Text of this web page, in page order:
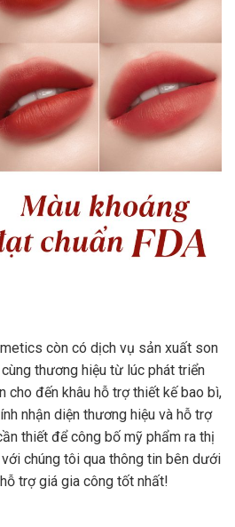
còn có dịch vụ sản xuất son
thương hiệu từ lúc phát triển
cho đến khâu hỗ trợ thiết kế bao bì,
nhận diện thương hiệu và hỗ trợ
thiết để công bố mỹ phẩm ra thị
chúng tôi qua thông tin bên dưới
trợ giá gia công tốt nhất!